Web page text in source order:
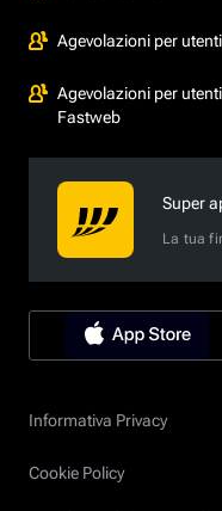
Agevolazioni per
Agevolazioni per
Fastweb
Super
La tua
Informativa Privacy
Cookie Policy